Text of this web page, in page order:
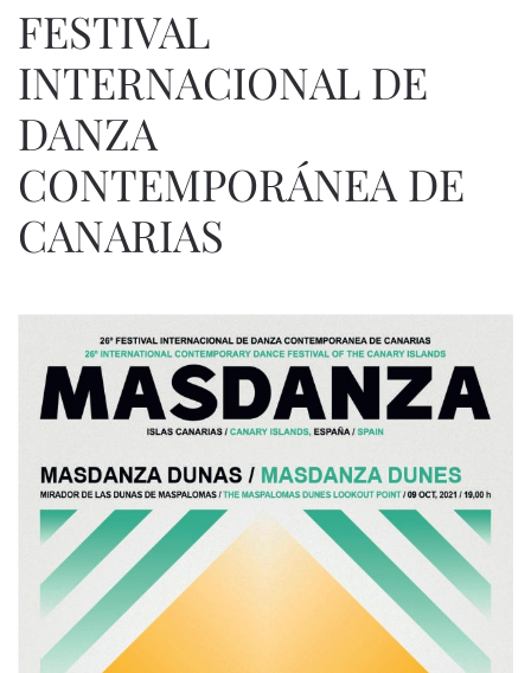
FESTIVAL
INTERNACIONAL DE
DANZA
CONTEMPORÁNEA DE
CANARIAS